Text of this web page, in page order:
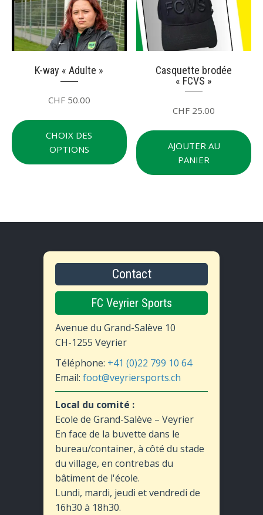
choisies
sur
page
K-way « Adulte »
CHF50.00
CHOIX DES
OPTIONS
produit
a
plusieurs
variations.
la
page
du
produit
Casquette brodée
« FCVS »
CHF 25.00
AJOUTER AU
PANIER
Contact
FC Veyrier Sports
Avenue du Grand-Salève 10
CH-1255 Veyrier
Téléphone: +41 (0)22 799 10 64
Email: foot@veyriersports.ch
Local du comité :
Ecole de Grand-Salève – Veyrier
En face de la buvette dans le
bureau/container, à côté du stade
du village, en contrebas du
bâtiment de l'école.
Lundi, mardi, jeudi et vendredi de
16h30 à 18h30.